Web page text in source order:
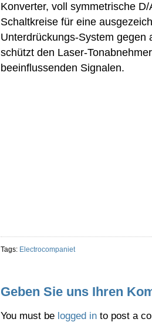
Konverter, voll symmetrische
Schaltkreise für eine
Unterdrückungs-System gegen
schützt den Laser-
beeinflussenden Signalen.
Tags: Electrocompaniet
Geben Sie uns Ihren
You must be logged in to post a